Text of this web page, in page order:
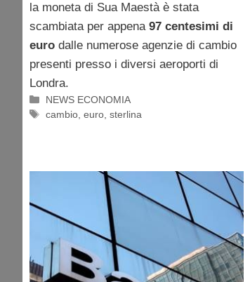
la moneta di Sua Maestà è stata
scambiata per appena 97 centesimi di
euro dalle numerose agenzie di cambio
presenti presso i diversi aeroporti di
Londra.
Categorie
NEWS ECONOMIA
Tag
cambio ,euro ,sterlina